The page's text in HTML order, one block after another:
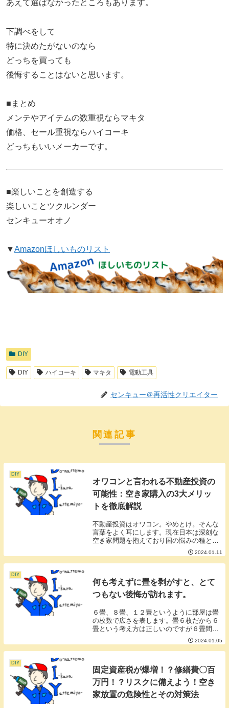
あえて選ばなかったところもあります。
下調べをして
特に決めたがないのなら
どっちを買っても
後悔することはないと思います。
■まとめ
メンテやアイテムの数重視ならマキタ
価格、セール重視ならハイコーキ
どっちもいいメーカーです。
■楽しいことを創造する
楽しいことツクルンダー
センキューオオノ
▼Amazonほしいものリスト
DIY
DIY ハイコーキ マキタ 電動工具
センキュー＠再活性クリエイター
関連記事
DIY
オワコンと言われる不動産投資の
可能性：空き家購入の3大メリッ
トを徹底解説
不動産投資はオワコン。やめとけ。そんな
言葉をよく耳にします。現在日本は深刻な
空き家問題を抱えており国の悩みの種とな
っています。２０２４年からは管理されて
いない空き家の固定資産税を実質６倍にし
ていく策や相続がしっかりされていない家
2024.01.11
DIY
何も考えずに畳を剥がすと、とて
つもない後悔が訪れます。
６畳、８畳、１２畳というように部屋は畳
の枚数で広さを表します。畳６枚だから６
畳という考え方は正しいのですが６畳間に
敷き詰められた畳はなんと一枚ずつ大きさ
が違います。６畳間に敷かれている畳は１
枚1枚が同じ大きさではなく長い物もあれ
2024.01.05
DIY
固定資産税が爆増！？修繕費〇百
万円！？リスクに備えよう！空き
家放置の危険性とその対策法